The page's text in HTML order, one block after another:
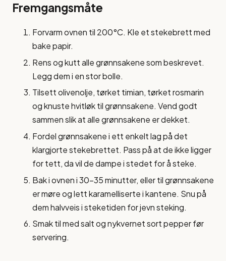
Fremgangsmåte
Forvarm ovnen til 200°C. Kle et stekebrett med
bake papir.
Rens og kutt alle grønnsakene som beskrevet.
Legg dem i en stor bolle.
Tilsett olivenolje, tørket timian, tørket rosmarin
og knuste hvitløk til grønnsakene. Vend godt
sammen slik at alle grønnsakene er dekket.
Fordel grønnsakene i ett enkelt lag på det
klargjorte stekebrettet. Pass på at de ikke ligger
for tett, da vil de dampe i stedet for å steke.
Bak i ovnen i 30-35 minutter, eller til grønnsakene
er møre og lett karamelliserte i kantene. Snu på
dem halvveis i steketiden for jevn steking.
Smak til med salt og nykvernet sort pepper før
servering.